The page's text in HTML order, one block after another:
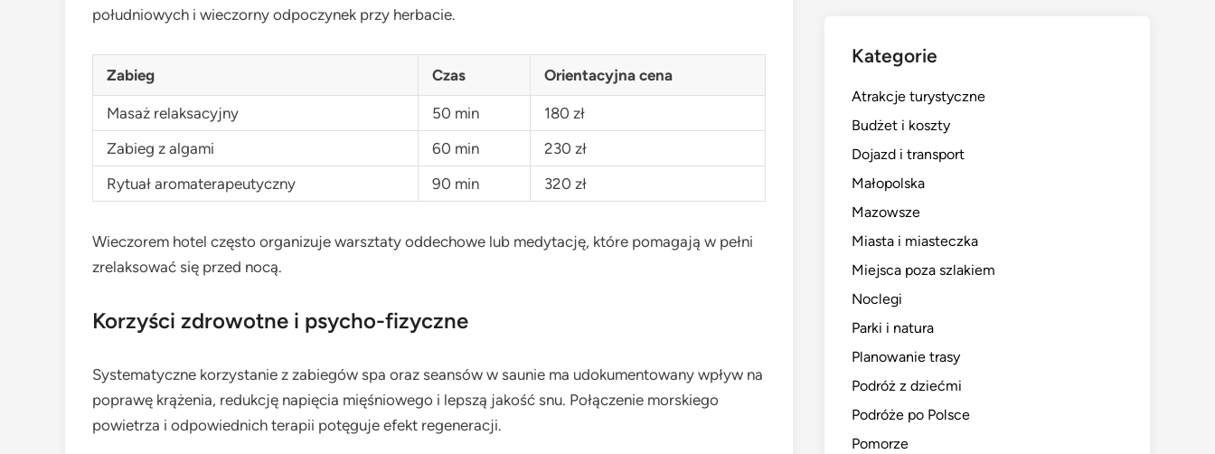
południowych i wieczorny odpoczynek przy herbacie.
Zabieg Czas Orientacyjna cena
Masaż relaksacyjny 50 min
180 zł
Zabieg z algami
60 min
230 zł
Rytuał aromaterapeutyczny
90 min 320 zł
Wieczorem hotel często organizuje warsztaty oddechowe lub medytację, które pomagają w pełni
zrelaksować się przed nocą.
Korzyści zdrowotne i psycho-fizyczne
Systematyczne korzystanie z zabiegów spa oraz seansów w saunie ma udokumentowany wpływ na
poprawę krążenia, redukcję napięcia mięśniowego i lepszą jakość snu. Połączenie morskiego
powietrza i odpowiednich terapii potęguje efekt regeneracji.
Kategorie
Atrakcje turystyczne
Budżet i koszty
Dojazd i transport
Małopolska
Mazowsze
Miasta i miasteczka
Miejsca poza szlakiem
Noclegi
Parki i natura
Planowanie trasy
Podróż z dziećmi
Podróże po Polsce
Pomorze